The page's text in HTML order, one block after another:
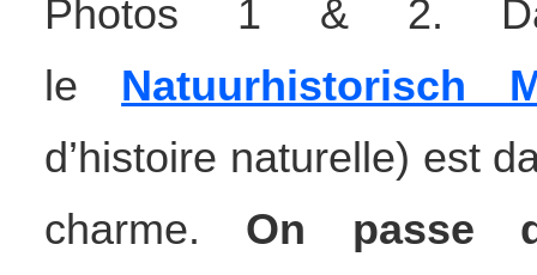
Photos 1 & 2.
le Natuurhistorisch
d’histoire naturelle) est
charme. On passe